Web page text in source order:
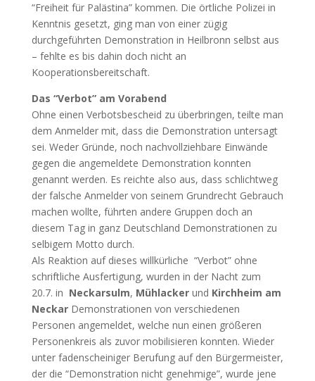
“Freiheit für Palästina” kommen. Die örtliche Polizei in
Kenntnis gesetzt, ging man von einer zügig
durchgeführten Demonstration in Heilbronn selbst aus
– fehlte es bis dahin doch nicht an
Kooperationsbereitschaft.
Das “Verbot” am Vorabend
Ohne einen Verbotsbescheid zu überbringen, teilte man
dem Anmelder mit, dass die Demonstration untersagt
sei. Weder Gründe, noch nachvollziehbare Einwände
gegen die angemeldete Demonstration konnten
genannt werden. Es reichte also aus, dass schlichtweg
der falsche Anmelder von seinem Grundrecht Gebrauch
machen wollte, führten andere Gruppen doch an
diesem Tag in ganz Deutschland Demonstrationen zu
selbigem Motto durch.
Als Reaktion auf dieses willkürliche “Verbot” ohne
schriftliche Ausfertigung, wurden in der Nacht zum
20.7. in Neckarsulm, Mühlackerund Kirchheim am
NeckarDemonstrationen von verschiedenen
Personen angemeldet, welche nun einen größeren
Personenkreis als zuvor mobilisieren konnten. Wieder
unter fadenscheiniger Berufung auf den Bürgermeister,
der die “Demonstration nicht genehmige”, wurde jene